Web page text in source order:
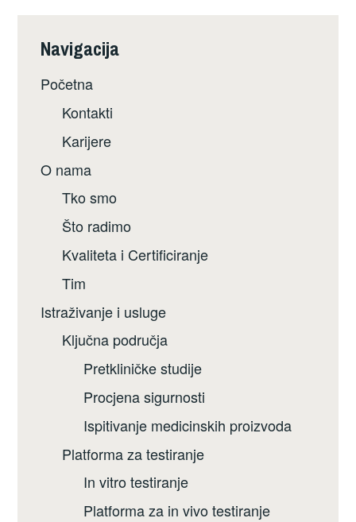
Navigacija
Početna
Kontakti
Karijere
O nama
Tko smo
Što radimo
Kvaliteta i Certificiranje
Tim
Istraživanje i usluge
Ključna područja
Pretkliničke studije
Procjena sigurnosti
Ispitivanje medicinskih proizvoda
Platforma za testiranje
In vitro testiranje
Platforma za in vivo testiranje